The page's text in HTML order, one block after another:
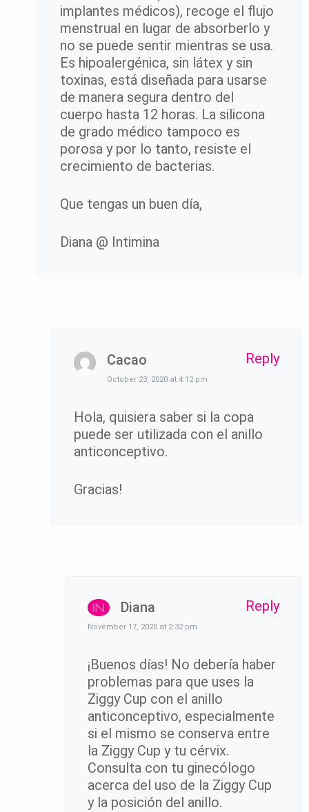
implantes médicos), recoge el flujo
menstrual en lugar de absorberlo y
no se puede sentir mientras se usa.
Es hipoalergénica, sin látex y sin
toxinas, está diseñada para usarse
de manera segura dentro del
cuerpo hasta 12 horas. La silicona
de grado médico tampoco es
porosa y por lo tanto, resiste el
crecimiento de bacterias.
Que tengas un buen día,
Diana @ Intimina
Cacao
October 23, 2020 at 4:12 pm
Hola, quisiera saber si la copa
puede ser utilizada con el anillo
anticonceptivo.
Gracias!
Reply
Diana
November 17, 2020 at 2:32 pm
¡Buenos días! No debería haber
problemas para que uses la
Ziggy Cup con el anillo
anticonceptivo, especialmente
si el mismo se conserva entre
la Ziggy Cup y tu cérvix.
Consulta con tu ginecólogo
acerca del uso de la Ziggy Cup
y la posición del anillo.
Reply